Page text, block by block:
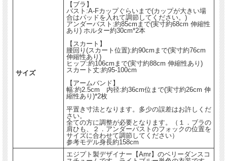
サイズ
【ブラ】
バスト:A-Fカップぐらいまで(カップが大きい場
合はパッドを入れて調節してください。)
アンダーバスト:約85cmまで(実寸約68cm 伸縮性
あり) ホルター約30cm*2本
【スカート】
腰回り(スカート位置):約90cmまで(実寸約76cm
伸縮性あり)
ヒップ:約106cmまで(実寸約88cm 伸縮性あり)
スカート丈:約95-100cm
【アームバンド】
幅:約2.5cm 内径:約36cm位まで(実寸約26cm 伸
縮性あり)*2枚
平置き寸法となります。多少の誤差はお許しくだ
さい。
全ての方に調整が必要となります。（１．ブラの
肩ひも、２．アンダーバストのフォックの位置を
サイズに合わせて調節してください）
参考モデル身長約158cm
エジプト製デザイナー【Amr】のベリーダンスコ